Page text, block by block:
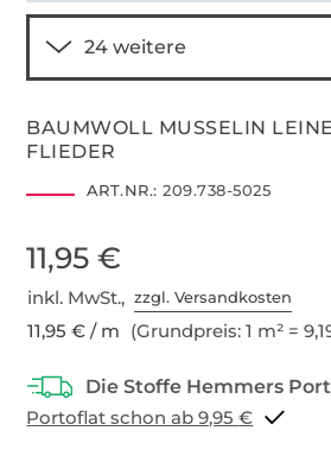
BAUMWOLL MUSSELIN
FLIEDER
ART.NR.: 209.738-5025
11,95 €
inkl. MwSt.,zzgl. Versandkosten
11,95 € / m (Grundpreis: 1 m² =
Portoflat schon ab 9,95 €